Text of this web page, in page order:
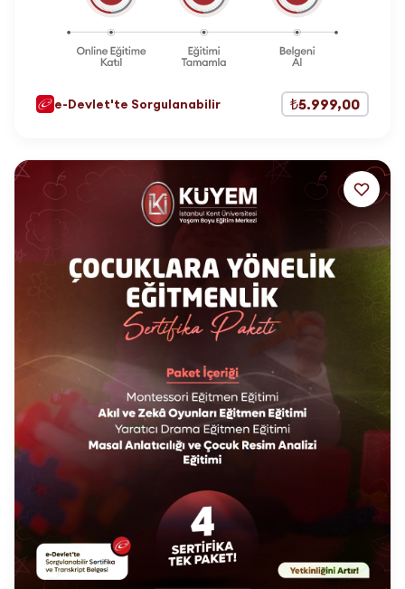
e-Devlet'te Sorgulanabilir ₺5.999,00